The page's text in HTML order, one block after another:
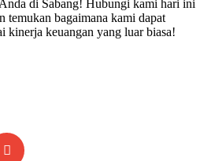
di Sabang! Hubungi kami hari ini
temukan bagaimana kami dapat
kinerja keuangan yang luar biasa!